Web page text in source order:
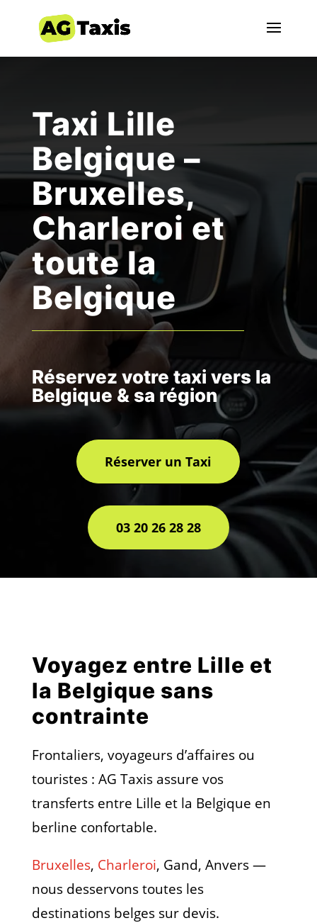
Taxi Lille
Belgique –
Bruxelles,
Charleroi et
toute la
Belgique
Réservez votre taxi vers la
Belgique & sa région
Réserver un Taxi
03 20 26 28 28
Voyagez entre Lille et
la Belgique sans
contrainte
Frontaliers, voyageurs d’affaires ou
touristes : AG Taxis assure vos
transferts entre Lille et la Belgique en
berline confortable.
Bruxelles, Charleroi, Gand, Anvers —
nous desservons toutes les
destinations belges sur devis.